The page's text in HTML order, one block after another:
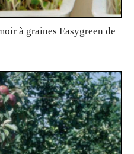
à graines Easygreen de